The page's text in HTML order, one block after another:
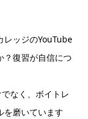
レッジのYouTube
？復習が自信につ
なく、ボイトレ
を磨いています